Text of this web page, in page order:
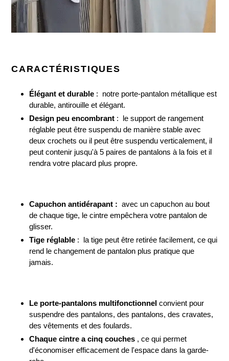
CARACTÉRISTIQUES
Élégant et durable : notre porte-pantalon métallique est
durable, antirouille et élégant.
Design peu encombrant : le support de rangement
réglable peut être suspendu de manière stable avec
deux crochets ou il peut être suspendu verticalement, il
peut contenir jusqu'à 5 paires de pantalons à la fois et il
rendra votre placard plus propre.
Capuchon antidérapant : avec un capuchon au bout
de chaque tige, le cintre empêchera votre pantalon de
glisser.
Tige réglable : la tige peut être retirée facilement, ce qui
rend le changement de pantalon plus pratique que
jamais.
Le porte-pantalons multifonctionnel convient pour
suspendre des pantalons, des pantalons, des cravates,
des vêtements et des foulards.
Chaque cintre a cinq couches , ce qui permet
d'économiser efficacement de l'espace dans la garde-